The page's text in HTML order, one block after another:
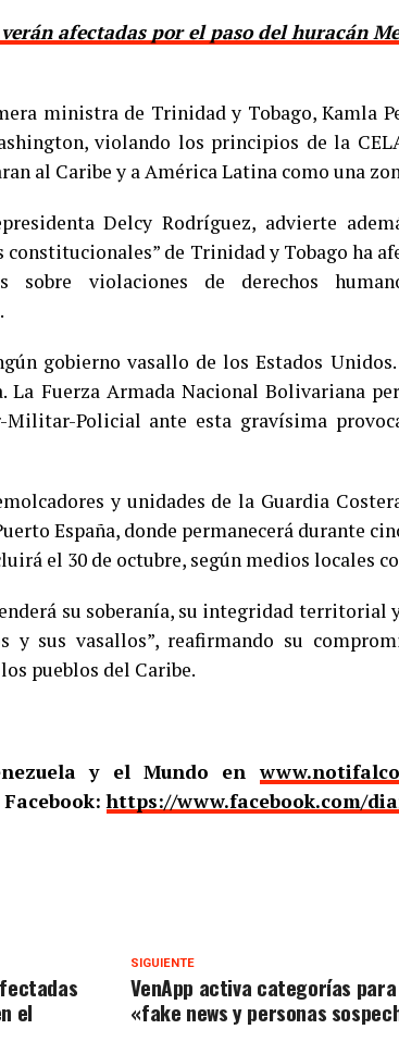
afectadas por el paso del huracán
ministra de Trinidad y Tobago, Kamla
violando los principios de la
al Caribe y a América Latina como una
Delcy Rodríguez, advierte
de Trinidad y Tobago ha
sobre violaciones de derechos
gobierno vasallo de los Estados
Fuerza Armada Nacional Bolivariana
Policial ante esta gravísima
y unidades de la Guardia
España, donde permanecerá durante
el 30 de octubre, según medios locales
su soberanía, su integridad territorial
y sus vasallos”, reafirmando su
pueblos del Caribe.
y el Mundo en
Facebook:https://www.facebook.com/
SIGUIENTE
VenApp activa categorías
«fake news y personas
el